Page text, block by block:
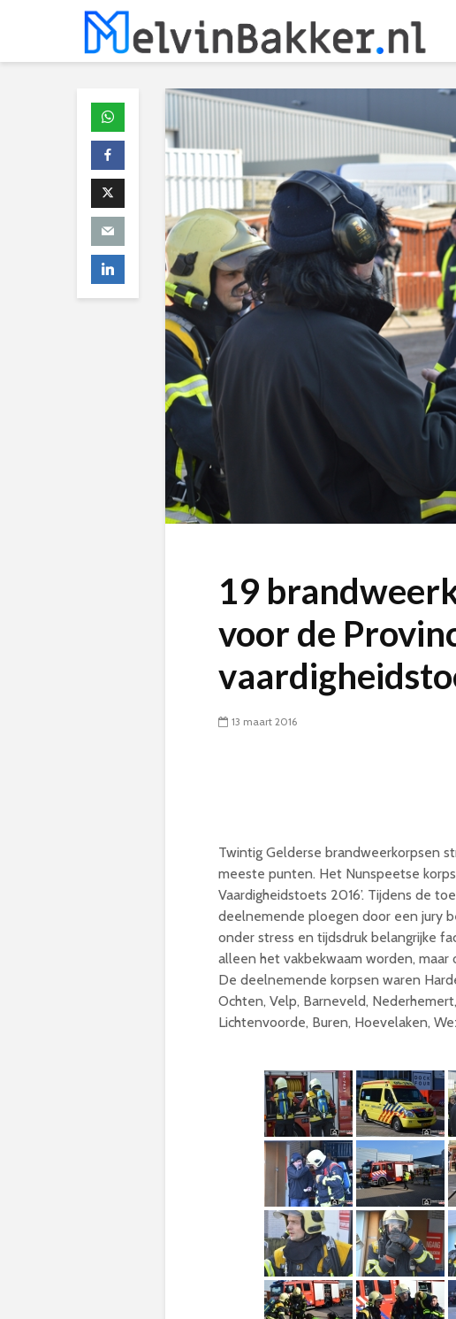
19
voor de
13 maart 2016
Twintig Gelderse brandweerkorpsen
meeste punten. Het Nunspeetse
Vaardigheidstoets 2016’. Tijdens de
deelnemende ploegen door een jury
onder stress en tijdsdruk belangrijke
alleen het vakbekwaam worden, maar
De deelnemende korpsen waren
Ochten, Velp, Barneveld,
Lichtenvoorde, Buren, Hoevelaken,